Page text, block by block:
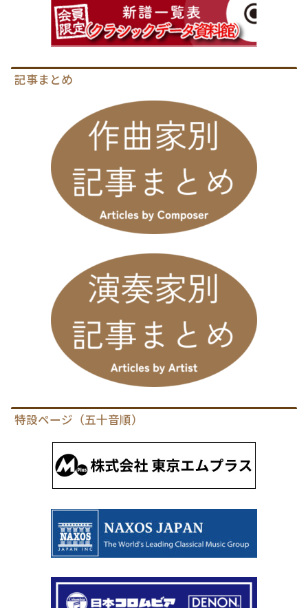
記事まとめ
特設ページ（五十音順）